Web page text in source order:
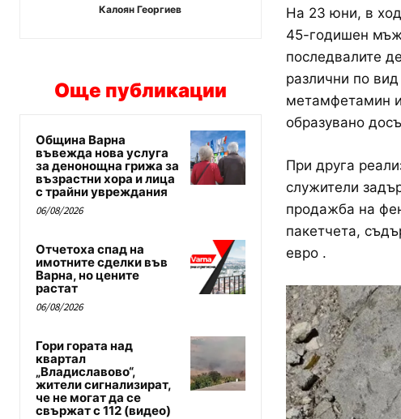
Калоян Георгиев
Още публикации
Община Варна
въвежда нова услуга
за денонощна грижа за
възрастни хора и лица
с трайни увреждания
06/08/2026
Отчетоха спад на
имотните сделки във
Варна, но цените
растат
06/08/2026
Гори гората над
квартал
„Владиславово“,
жители сигнализират,
че не могат да се
свържат с 112 (видео)
На 23 юни, в
45-годишен
последвалите
различни по
метамфетамин
образувано
При друга
служители
продажба на
пакетчета,
евро .